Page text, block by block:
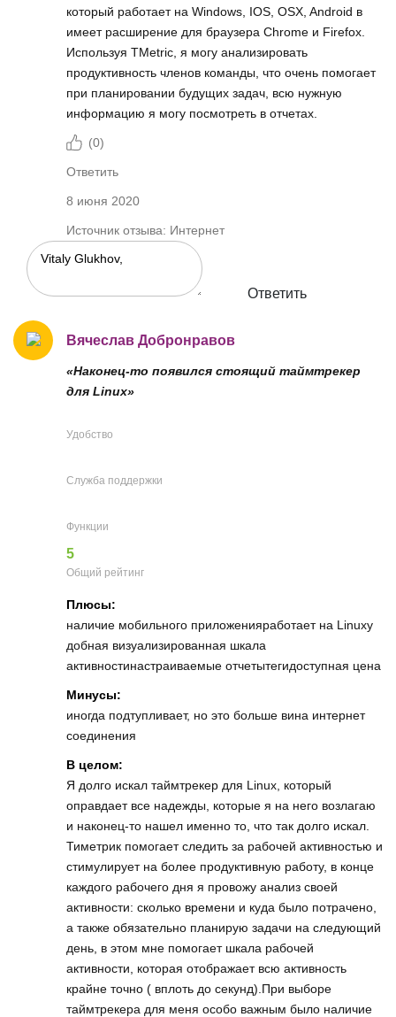
который работает на Windows, IOS, OSX, Android в
имеет расширение для браузера Chrome и Firefox.
Используя TMetric, я могу анализировать
продуктивность членов команды, что очень помогает
при планировании будущих задач, всю нужную
информацию я могу посмотреть в отчетах.
(0)
Ответить
8 июня 2020
Источник отзыва: Интернет
Ответить
Вячеслав Добронравов
«Наконец-то появился стоящий таймтрекер
для Linux»
Удобство
Служба поддержки
Функции
5
Общий рейтинг
Плюсы:
наличие мобильного приложенияработает на Linuxу
добная визуализированная шкала
активностинастраиваемые отчетытегидоступная цена
Минусы:
иногда подтупливает, но это больше вина интернет
соединения
В целом:
Я долго искал таймтрекер для Linux, который
оправдает все надежды, которые я на него возлагаю
и наконец-то нашел именно то, что так долго искал.
Тиметрик помогает следить за рабочей активностью и
стимулирует на более продуктивную работу, в конце
каждого рабочего дня я провожу анализ своей
активности: сколько времени и куда было потрачено,
а также обязательно планирую задачи на следующий
день, в этом мне помогает шкала рабочей
активности, которая отображает всю активность
крайне точно ( вплоть до секунд).При выборе
таймтрекера для меня особо важным было наличие